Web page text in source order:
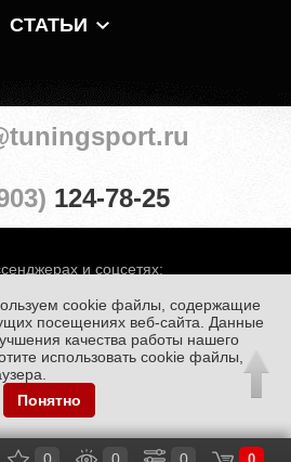
СТАТЬИ
и соцсетях:
124-78-25
2026
Политика конфиденциальности
персональных данных
cookie файлы, содержащие
посещениях веб-сайта. Данные
качества работы нашего
использовать cookie файлы,
Понятно